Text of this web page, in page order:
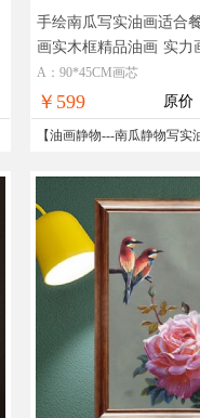
手绘南瓜写实油画适合
画实木框精品油画 实力
中式油画
A：90*45CM画芯
￥599 原价
【油画静物---南瓜静物写实